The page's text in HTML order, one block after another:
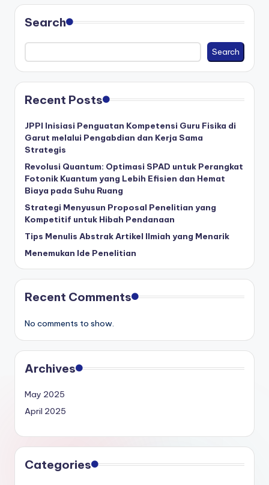
Search
Search
Recent Posts
JPPI Inisiasi Penguatan Kompetensi Guru Fisika di
Garut melalui Pengabdian dan Kerja Sama
Strategis
Revolusi Quantum: Optimasi SPAD untuk Perangkat
Fotonik Kuantum yang Lebih Efisien dan Hemat
Biaya pada Suhu Ruang
Strategi Menyusun Proposal Penelitian yang
Kompetitif untuk Hibah Pendanaan
Tips Menulis Abstrak Artikel Ilmiah yang Menarik
Menemukan Ide Penelitian
Recent Comments
No comments to show.
Archives
May 2025
April 2025
Categories